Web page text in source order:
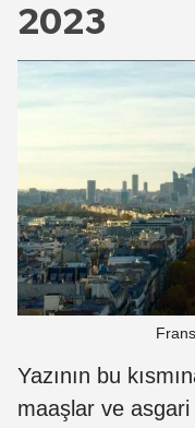
2023
Yazının bu
maaşlar ve